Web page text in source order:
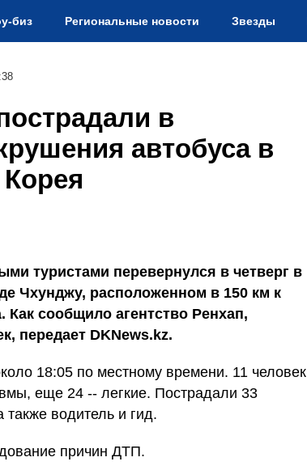
биз Региональные новости Звезды
в
автобуса в
туристами перевернулся в четверг в
Чхунджу, расположенном в 150 км к
Как сообщило агентство Ренхап,
передает DKNews.kz.
18:05 по местному времени. 11 человек
еще 24 -- легкие. Пострадали 33
также водитель и гид.
причин ДТП.